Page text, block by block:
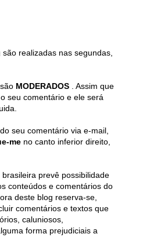
realizadas nas segundas,
MODERADOS
. Assim que
seu comentário e ele será
seu comentário via e-mail,
me no canto inferior direito,
brasileira prevê possibilidade
conteúdos e comentários do
deste blog reserva-se,
comentários e textos que
caluniosos,
forma prejudiciais a